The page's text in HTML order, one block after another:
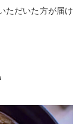
ただいた方が届け